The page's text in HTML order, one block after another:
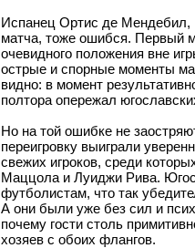
Испанец Ортис де Мендебил,
матча, тоже ошибся. Первый
очевидного положения вне
острые и спорные моменты
видно: в момент
полтора опережал
Но на той ошибке не
переигровку выиграли
свежих игроков, среди
Маццола и Луиджи Рива.
футболистам, что так
А они были уже без сил и
почему гости столь
хозяев с обоих флангов.